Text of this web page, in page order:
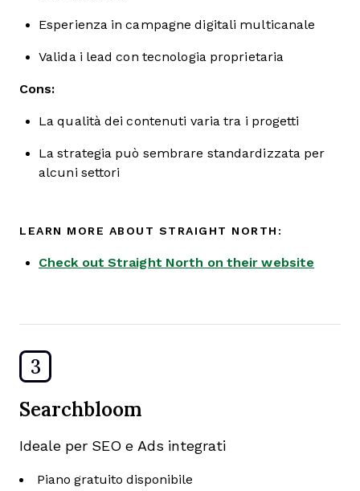
Esperienza in campagne digitali multicanale
Valida i lead con tecnologia proprietaria
Cons:
La qualità dei contenuti varia tra i progetti
La strategia può sembrare standardizzata per
alcuni settori
LEARN MORE ABOUT STRAIGHT NORTH:
Check out Straight North on their website
3
Searchbloom
Ideale per SEO e Ads integrati
Piano gratuito disponibile